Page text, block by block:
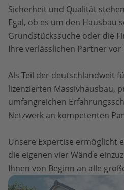
Sicherheit und Qualität
Egal, ob es um den Hausbau
Grundstückssuche oder die
Ihre verlässlichen Partner vor
Als Teil der deutschlandweit
lizenzierten Massivhausbau,
umfangreichen
Netzwerk an kompetenten
Unsere Expertise ermöglicht
die eigenen vier Wände
Ihnen von Beginn an alle